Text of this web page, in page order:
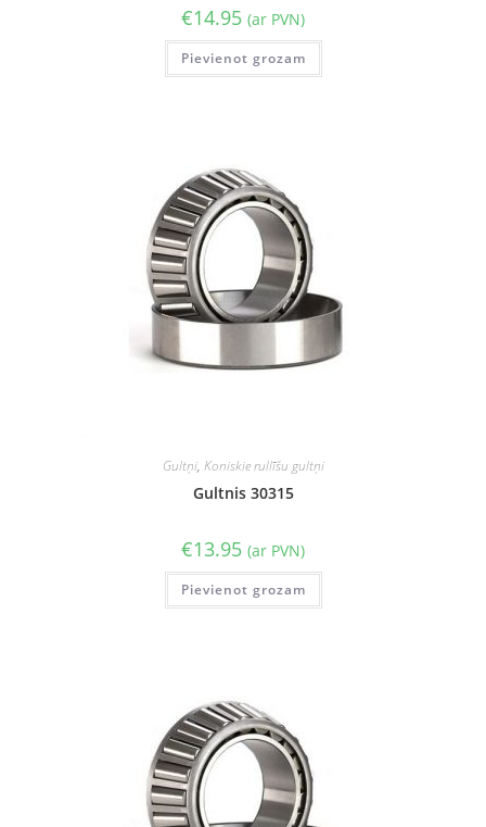
€14.95 (ar PVN)
Pievienot grozam
Gultņi, Koniskie rullīšu gultņi
Gultnis 30315
€13.95 (ar PVN)
Pievienot grozam